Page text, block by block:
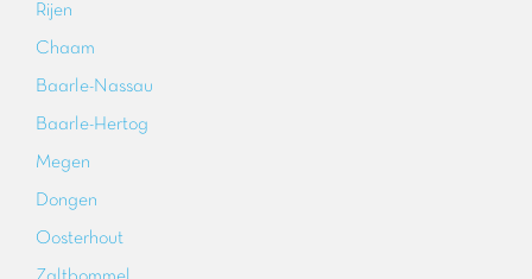
Rijen
Chaam
Baarle-Nassau
Baarle-Hertog
Megen
Dongen
Oosterhout